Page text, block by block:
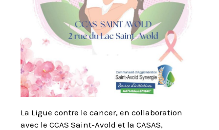
La Ligue contre le cancer, en collaboration
avec le CCAS Saint-Avold et la CASAS,